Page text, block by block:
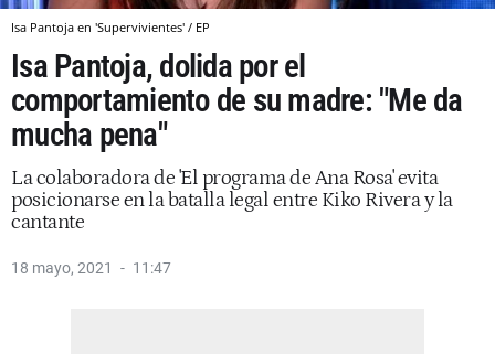
Isa Pantoja en 'Supervivientes' / EP
Isa Pantoja, dolida por el
comportamiento de su madre: "Me da
mucha pena"
La colaboradora de 'El programa de Ana Rosa' evita
posicionarse en la batalla legal entre Kiko Rivera y la
cantante
18 mayo, 2021 11:47